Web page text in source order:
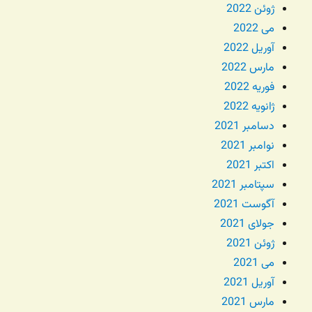
ژوئن 2022
می 2022
آوریل 2022
مارس 2022
فوریه 2022
ژانویه 2022
دسامبر 2021
نوامبر 2021
اکتبر 2021
سپتامبر 2021
آگوست 2021
جولای 2021
ژوئن 2021
می 2021
آوریل 2021
مارس 2021